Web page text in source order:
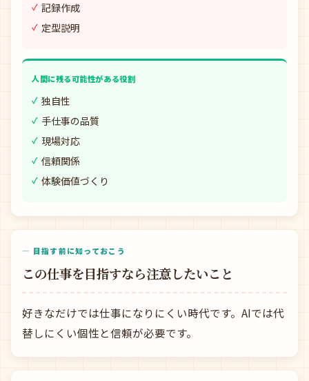
記録作成
定型説明
人間に残る可能性がある役割
独自性
手仕事の品質
現場対応
信頼関係
体験価値づくり
— 目指す前に知っておこう
この仕事を目指すなら注意したいこと
好きなだけでは仕事になりにくい時代です。AIでは代
替しにくい個性と信頼が必要です。